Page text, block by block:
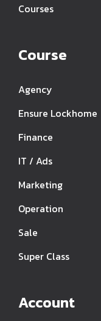
Courses
Course
Agency
Ensure Lockhome
Finance
IT / Ads
Marketing
Operation
Sale
Super Class
Account